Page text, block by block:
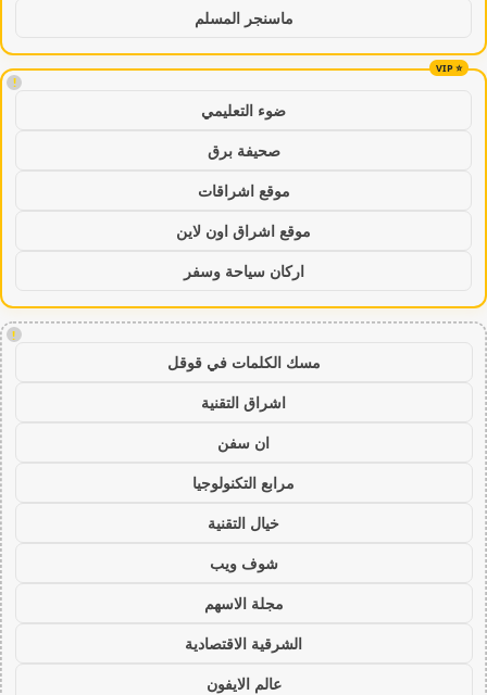
ماسنجر المسلم
!
ضوء التعليمي
صحيفة برق
موقع اشراقات
موقع اشراق اون لاين
اركان سياحة وسفر
!
مسك الكلمات في قوقل
اشراق التقنية
ان سفن
مرابع التكنولوجيا
خيال التقنية
شوف ويب
مجلة الاسهم
الشرقية الاقتصادية
عالم الايفون